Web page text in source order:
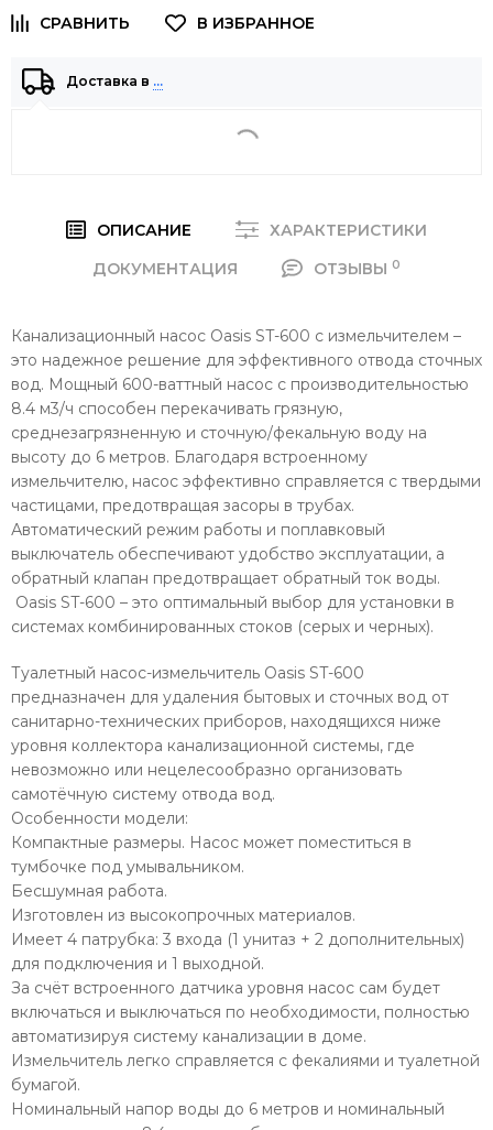
Доставка в …
ОПИСАНИЕ
ХАРАКТЕРИСТИКИ
ДОКУМЕНТАЦИЯ
ОТЗЫВЫ 0
Канализационный насос Oasis ST-600 с измельчителем –
это надежное решение для эффективного отвода сточных
вод. Мощный 600-ваттный насос с производительностью
8.4 м3/ч способен перекачивать грязную,
среднезагрязненную и сточную/фекальную воду на
высоту до 6 метров. Благодаря встроенному
измельчителю, насос эффективно справляется с твердыми
частицами, предотвращая засоры в трубах.
Автоматический режим работы и поплавковый
выключатель обеспечивают удобство эксплуатации, а
обратный клапан предотвращает обратный ток воды.
Oasis ST-600 – это оптимальный выбор для установки в
системах комбинированных стоков (серых и черных).
Туалетный насос-измельчитель Oasis ST-600
предназначен для удаления бытовых и сточных вод от
санитарно-технических приборов, находящихся ниже
уровня коллектора канализационной системы, где
невозможно или нецелесообразно организовать
самотёчную систему отвода вод.
Особенности модели:
Компактные размеры. Насос может поместиться в
тумбочке под умывальником.
Бесшумная работа.
Изготовлен из высокопрочных материалов.
Имеет 4 патрубка: 3 входа (1 унитаз + 2 дополнительных)
для подключения и 1 выходной.
За счёт встроенного датчика уровня насос сам будет
включаться и выключаться по необходимости, полностью
автоматизируя систему канализации в доме.
Измельчитель легко справляется с фекалиями и туалетной
бумагой.
Номинальный напор воды до 6 метров и номинальный